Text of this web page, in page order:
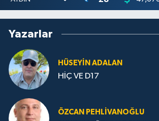
Yazarlar
HÜSEYIN ADALAN
HİÇ VE D17
ÖZCAN PEHLIVANOĞLU